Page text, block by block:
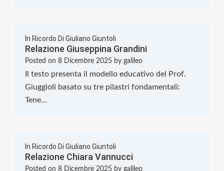
In Ricordo Di Giuliano Giuntoli
Relazione Giuseppina Grandini
Posted on 8 Dicembre 2025 by galileo
Il testo presenta il modello educativo del Prof.
Giuggioli basato su tre pilastri fondamentali:
Tene…
In Ricordo Di Giuliano Giuntoli
Relazione Chiara Vannucci
Posted on 8 Dicembre 2025 by galileo